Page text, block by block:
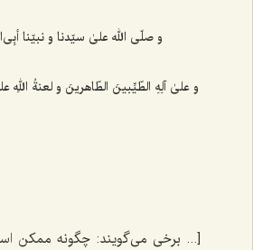
و صلّی الله علیٰ سیّدنا و نبیّنا
و علیٰ آلِهِ الطّیِّبینَ الطّاهرینَ و لعنةُ
[... برخی می‌گویند: چگونه ممکن